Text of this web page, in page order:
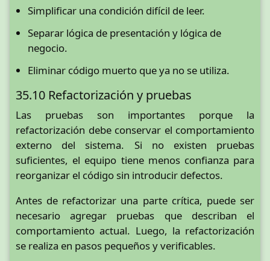
Simplificar una condición difícil de leer.
Separar lógica de presentación y lógica de
negocio.
Eliminar código muerto que ya no se utiliza.
35.10 Refactorización y pruebas
Las pruebas son importantes porque la
refactorización debe conservar el comportamiento
externo del sistema. Si no existen pruebas
suficientes, el equipo tiene menos confianza para
reorganizar el código sin introducir defectos.
Antes de refactorizar una parte crítica, puede ser
necesario agregar pruebas que describan el
comportamiento actual. Luego, la refactorización
se realiza en pasos pequeños y verificables.